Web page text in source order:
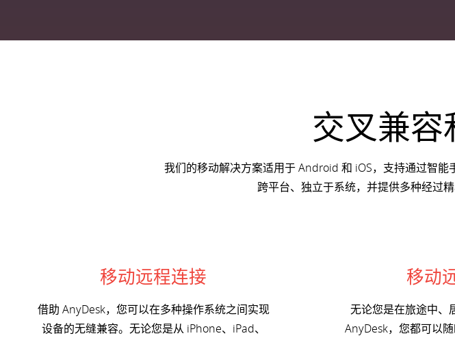
交叉兼
我们的移动解决方案适用于 Android 和 iOS，支持通过智能
跨平台、独立于系统，并提供多种经过
移动远程连接
借助 AnyDesk，您可以在多种操作系统之间实现
设备的无缝兼容。无论您是从 iPhone、iPad、
移动
无论您是在旅途中、
AnyDesk，您都可以